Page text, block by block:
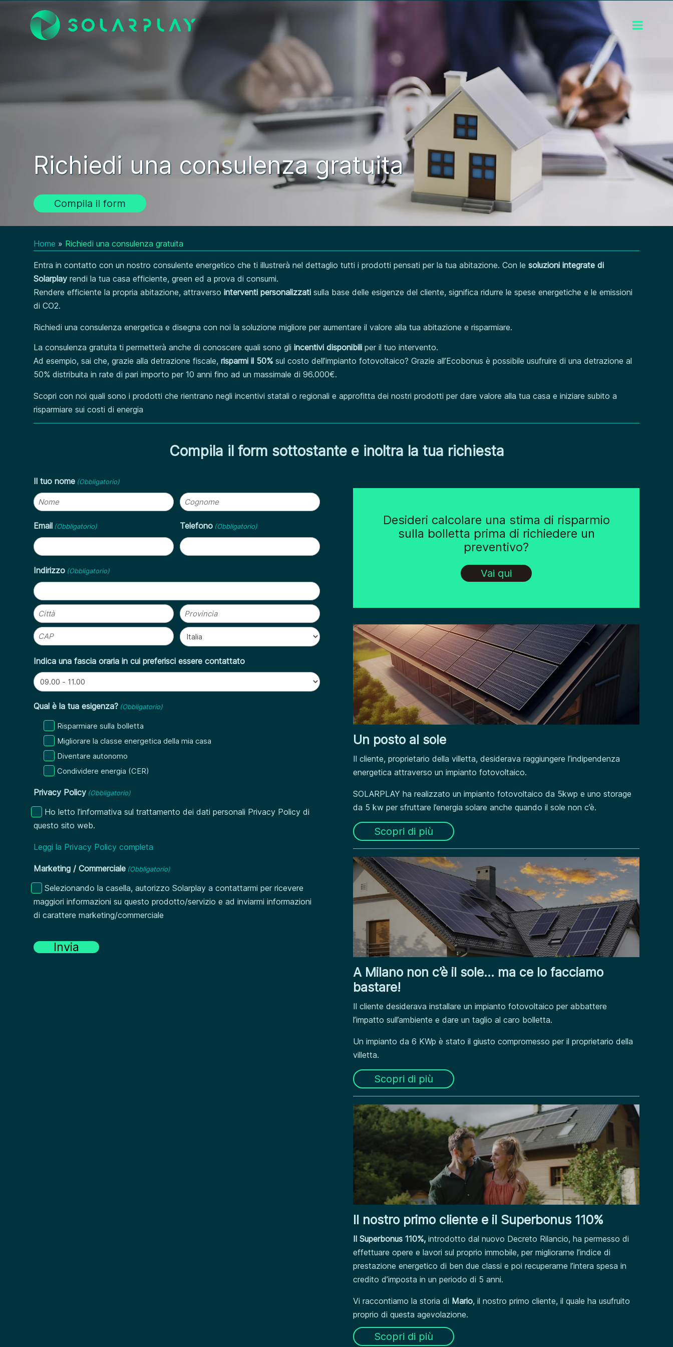
Richiedi una consulenza gratuita
Compila il form
Home » Richiedi una consulenza gratuita
Entra in contatto con un nostro consulente energetico che ti illustrerà nel dettaglio tutti i prodotti pensati per la tua abitazione. Con lesoluzioni integrate di
Solarplay rendi la tua casa efficiente, green ed a prova di consumi.
Rendere efficiente la propria abitazione, attraversointerventi personalizzati sulla base delle esigenze del cliente, significa ridurre le spese energetiche e le emissioni
di CO2.
Richiedi una consulenza energetica e disegna con noi la soluzione migliore per aumentare il valore alla tua abitazione e risparmiare.
La consulenza gratuita ti permetterà anche di conoscere quali sono gliincentivi disponibili per il tuo intervento.
Ad esempio, sai che, grazie alla detrazione fiscale,risparmi il 50% sul costo dell’impianto fotovoltaico? Grazie all’Ecobonus è possibile usufruire di una detrazione al
50% distribuita in rate di pari importo per 10 anni fino ad un massimale di 96.000€.
Scopri con noi quali sono i prodotti che rientrano negli incentivi statali o regionali e approfitta dei nostri prodotti per dare valore alla tua casa e iniziare subito a
risparmiare sui costi di energia
Compila il form sottostante e inoltra la tua richiesta
Il tuo nome (Obbligatorio)
Nome Cognome
Email (Obbligatorio) Telefono (Obbligatorio)
Indirizzo (Obbligatorio)
Via
Città Provincia
Indica una fascia oraria in cui preferisci essere contattato
Qual è la tua esigenza? (Obbligatorio)
Risparmiare sulla bolletta
Migliorare la classe energetica della mia casa
Diventare autonomo
Condividere energia (CER)
Privacy Policy (Obbligatorio)
Ho letto l’informativa sul trattamento dei dati personali Privacy Policy di
questo sito web.
Leggi la Privacy Policy completa
Marketing / Commerciale (Obbligatorio)
Selezionando la casella, autorizzo Solarplay a contattarmi per ricevere
maggiori informazioni su questo prodotto/servizio e ad inviarmi informazioni
di carattere marketing/commerciale
Desideri calcolare una stima di risparmio
sulla bolletta prima di richiedere un
preventivo?
Vai qui
Un posto al sole
Il cliente, proprietario della villetta, desiderava raggiungere l’indipendenza
energetica attraverso un impianto fotovoltaico.
SOLARPLAY ha realizzato un impianto fotovoltaico da 5kwp e uno storage
da 5 kw per sfruttare l’energia solare anche quando il sole non c’è.
Scopri di più
A Milano non c’è il sole… ma ce lo facciamo
bastare!
Il cliente desiderava installare un impianto fotovoltaico per abbattere
l’impatto sull’ambiente e dare un taglio al caro bolletta.
Un impianto da 6 KWp è stato il giusto compromesso per il proprietario della
villetta.
Scopri di più
Il nostro primo cliente e il Superbonus 110%
Il Superbonus 110%, introdotto dal nuovo Decreto Rilancio, ha permesso di
effettuare opere e lavori sul proprio immobile, per migliorarne l’indice di
prestazione energetico di ben due classi e poi recuperarne l’intera spesa in
credito d’imposta in un periodo di 5 anni.
Vi raccontiamo la storia di Mario, il nostro primo cliente, il quale ha usufruito
proprio di questa agevolazione.
Scopri di più